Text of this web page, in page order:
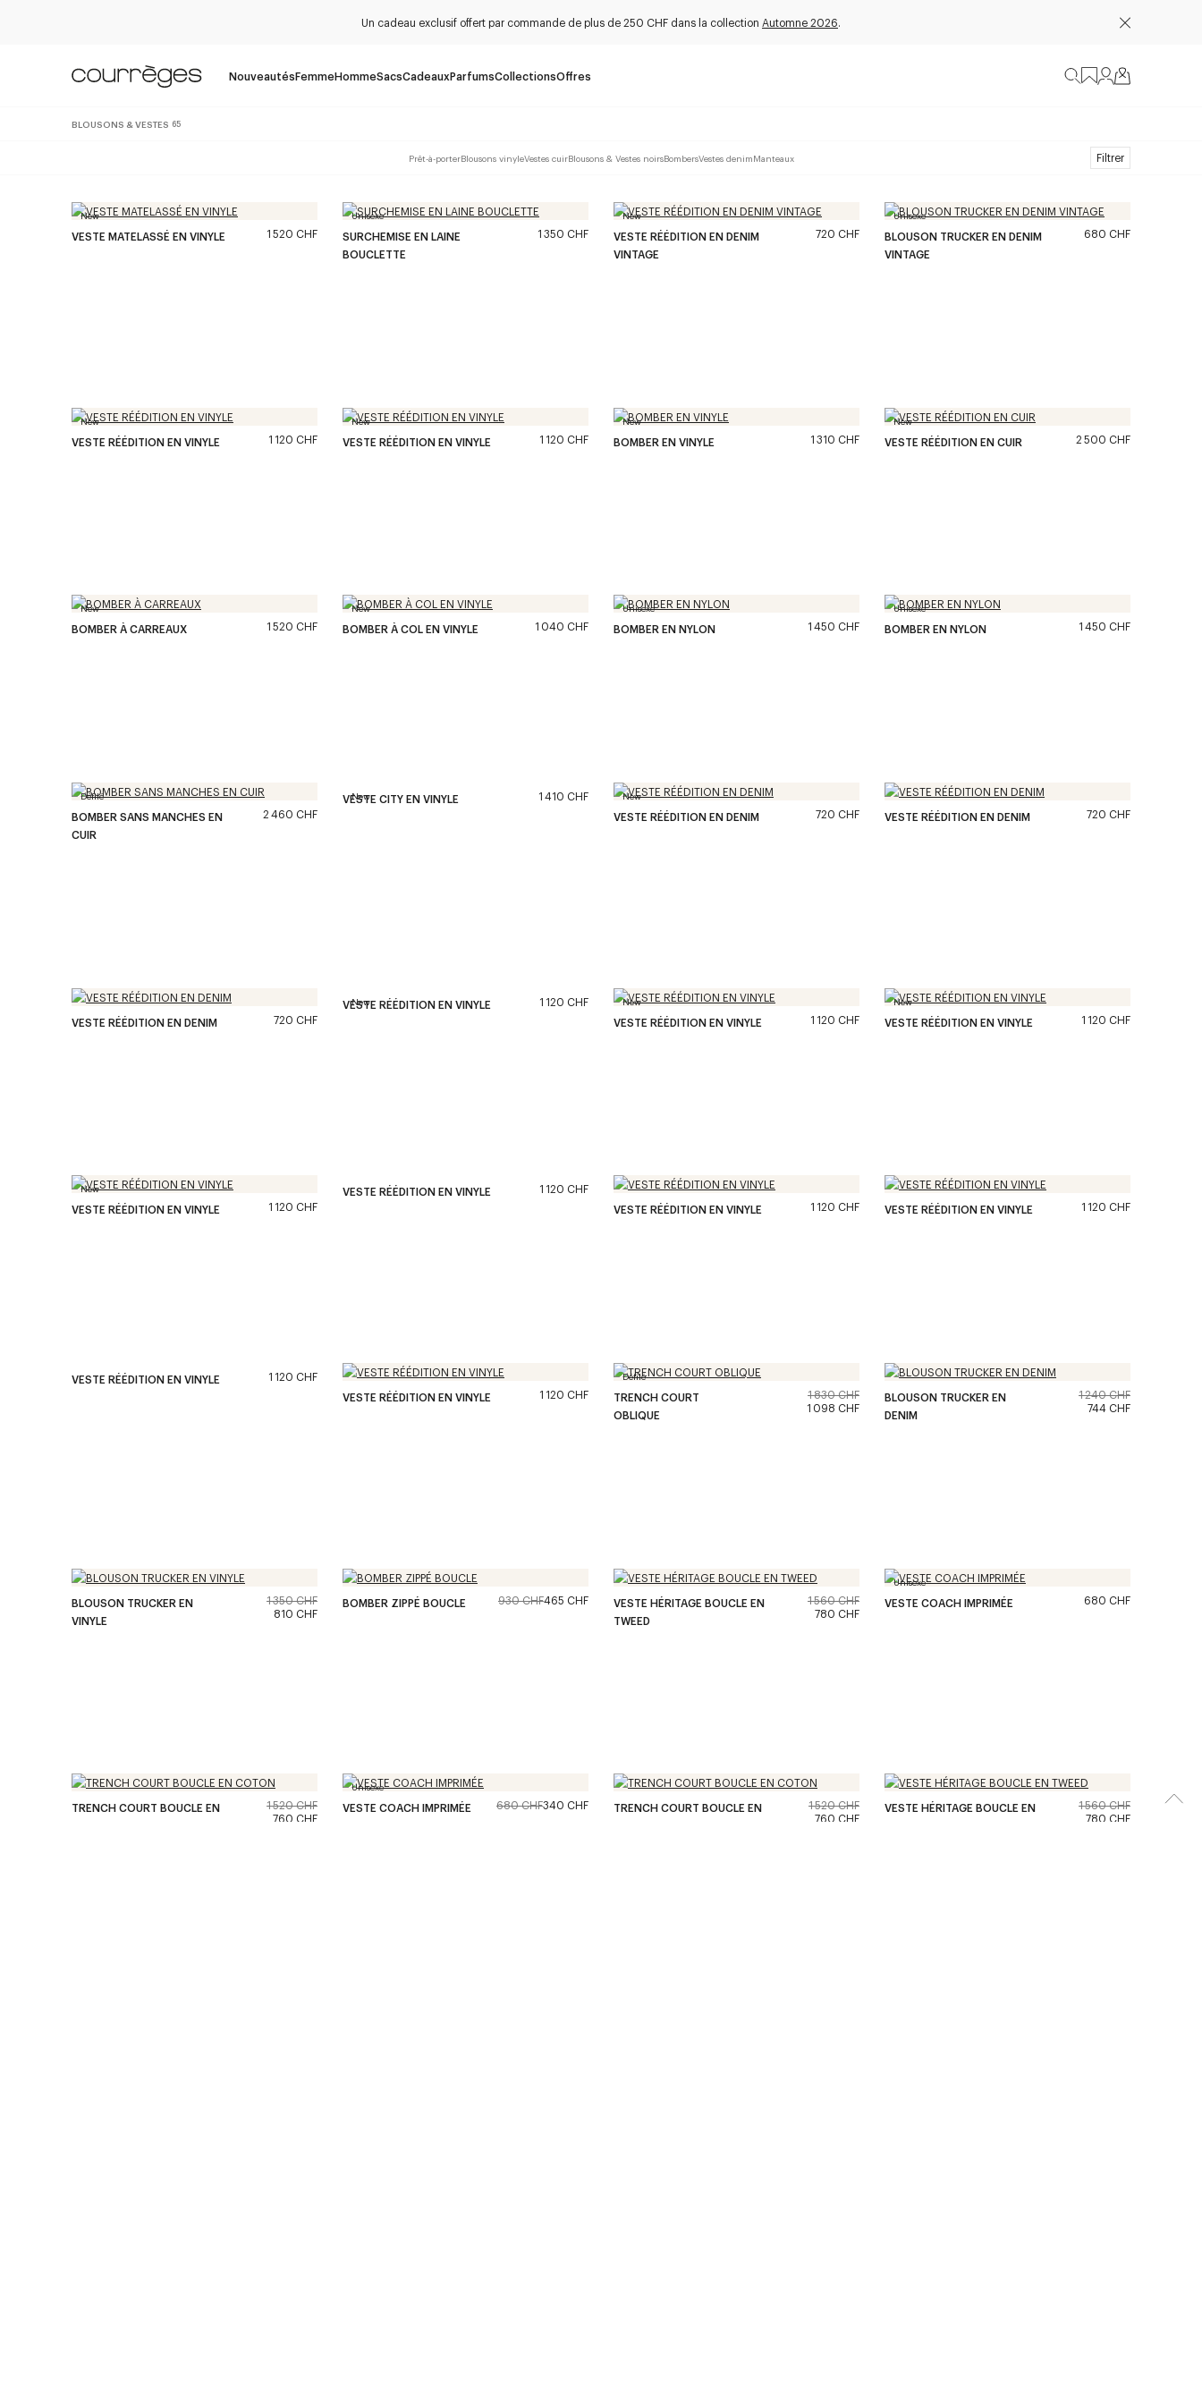
Un cadeau exclusif offert par commande de plus de 250 CHF dans la collection Automne 2026.
NouveautésFemmeHommeSacsCadeauxParfumsCollectionsOffres
BLOUSONS & VESTES 65
Prêt-à-porterBlousons vinyleVestes cuirBlousons & Vestes noirsBombersVestes denimManteaux Filtrer
New
VESTE MATELASSÉ EN VINYLE 1 520 CHF
Unisexe
SURCHEMISE EN LAINE
BOUCLETTE
1 350 CHF
New
VESTE RÉÉDITION EN DENIM
VINTAGE
720 CHF
Unisexe
BLOUSON TRUCKER EN DENIM
VINTAGE
680 CHF
New
VESTE RÉÉDITION EN VINYLE 1 120 CHF
New
VESTE RÉÉDITION EN VINYLE 1 120 CHF
New
BOMBER EN VINYLE 1 310 CHF
New
VESTE RÉÉDITION EN CUIR 2 500 CHF
New
BOMBER À CARREAUX 1 520 CHF
New
BOMBER À COL EN VINYLE 1 040 CHF
Unisexe
BOMBER EN NYLON 1 450 CHF
Unisexe
BOMBER EN NYLON 1 450 CHF
Défilé
BOMBER SANS MANCHES EN
CUIR
2 460 CHF
New
VESTE CITY EN VINYLE 1 410 CHF New
VESTE RÉÉDITION EN DENIM 720 CHF VESTE RÉÉDITION EN DENIM 720 CHF
VESTE RÉÉDITION EN DENIM 720 CHF
New
VESTE RÉÉDITION EN VINYLE 1 120 CHF New
VESTE RÉÉDITION EN VINYLE 1 120 CHF
New
VESTE RÉÉDITION EN VINYLE 1 120 CHF
New
VESTE RÉÉDITION EN VINYLE 1 120 CHF
VESTE RÉÉDITION EN VINYLE
1 120 CHF
VESTE RÉÉDITION EN VINYLE
1 120 CHF VESTE RÉÉDITION EN VINYLE 1 120 CHF
VESTE RÉÉDITION EN VINYLE
1 120 CHF
VESTE RÉÉDITION EN VINYLE
1 120 CHF
Défilé
TRENCH COURT
OBLIQUE
1 830 CHF
1 098 CHF
BLOUSON TRUCKER EN
DENIM
1 240 CHF
744 CHF
BLOUSON TRUCKER EN
VINYLE
1 350 CHF
810 CHF
BOMBER ZIPPÉ BOUCLE 930 CHF465 CHF
VESTE HÉRITAGE BOUCLE EN
TWEED
1 560 CHF
780 CHF
Unisexe
VESTE COACH IMPRIMÉE 680 CHF
TRENCH COURT BOUCLE EN
1 520 CHF
760 CHF
Unisexe
VESTE COACH IMPRIMÉE 680 CHF340 CHF
TRENCH COURT BOUCLE EN
1 520 CHF
760 CHF
VESTE HÉRITAGE BOUCLE EN
1 560 CHF
780 CHF